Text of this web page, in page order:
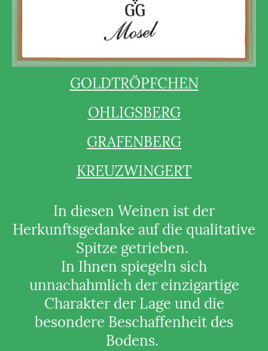
GOLDTRÖPFCHEN
OHLIGSBERG
GRAFENBERG
KREUZWINGERT
In diesen Weinen ist der
Herkunftsgedanke auf die qualitative
Spitze getrieben.
In Ihnen spiegeln sich
unnachahmlich der einzigartige
Charakter der Lage und die
besondere Beschaffenheit des
Bodens.